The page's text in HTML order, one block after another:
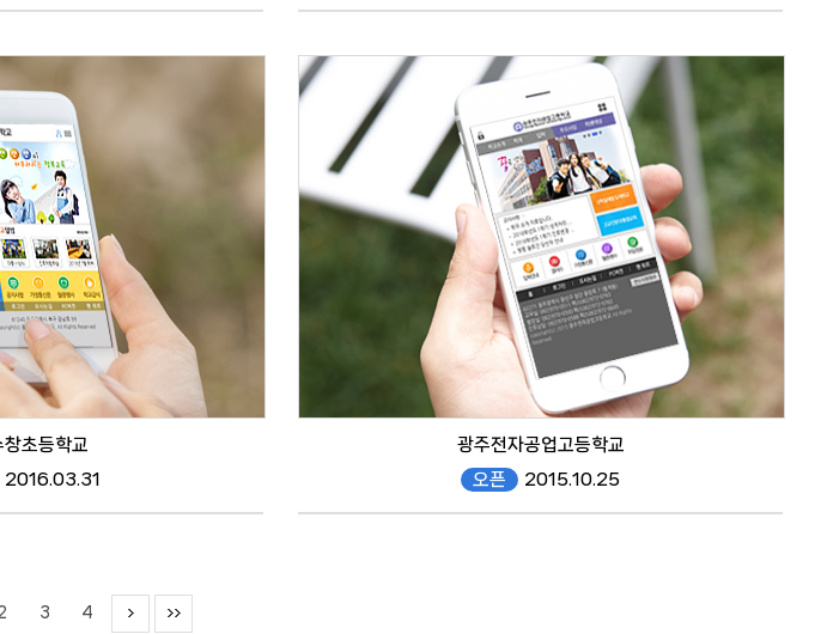
mobile
창초등학교
2016.03.31
광주전자공업고등학교
오픈
2015.10.25
3 4